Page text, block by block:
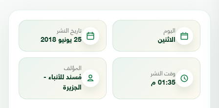
اليوم
الاثنين
تاريخ النشر
25 يونيو 2018
وقت النشر
01:35 م
المؤلف
مُسند للأنباء -
الجزيرة